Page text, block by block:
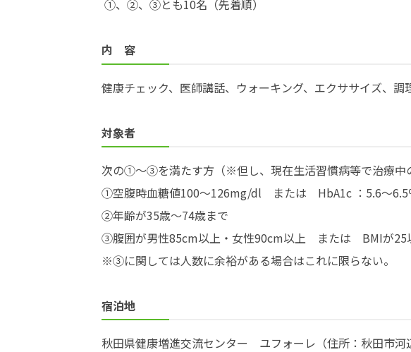
①、②、③とも10名（先着順）
内 容
健康チェック、医師講話、ウォーキング、エクササイズ、調
対象者
次の①～③を満たす方（※但し、現在生活習慣病等で治療中
①空腹時血糖値100～126mg/dl または HbA1c ：5.6～6.5
②年齢が35歳～74歳まで
③腹囲が男性85cm以上・女性90cm以上 または BMIが25
※③に関しては人数に余裕がある場合はこれに限らない。
宿泊地
秋田県健康増進交流センター ユフォーレ（住所：秋田市河